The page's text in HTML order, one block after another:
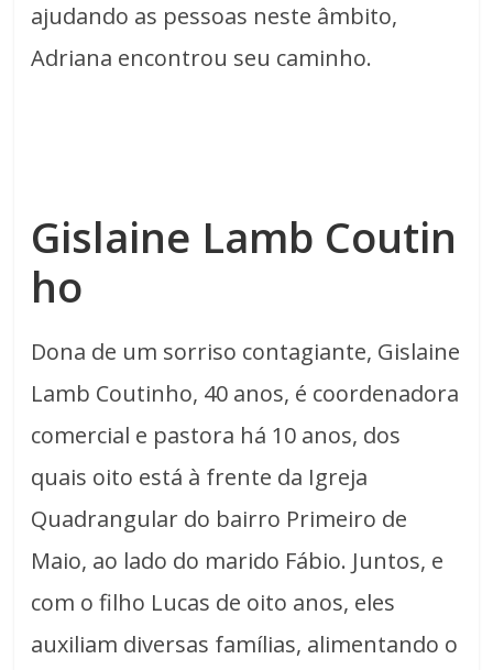
ajudando as pessoas neste âmbito,
Adriana encontrou seu caminho.
Gislaine Lamb Coutin
ho
Dona de um sorriso contagiante, Gislaine
Lamb Coutinho, 40 anos, é coordenadora
comercial e pastora há 10 anos, dos
quais oito está à frente da Igreja
Quadrangular do bairro Primeiro de
Maio, ao lado do marido Fábio. Juntos, e
com o filho Lucas de oito anos, eles
auxiliam diversas famílias, alimentando o